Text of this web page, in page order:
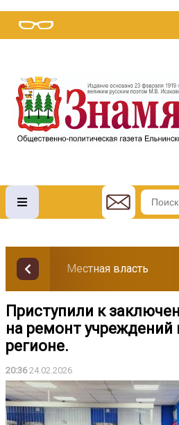
Местная власть
Приступили к
на ремонт учреждений
регионе.
20:3624.02.2026